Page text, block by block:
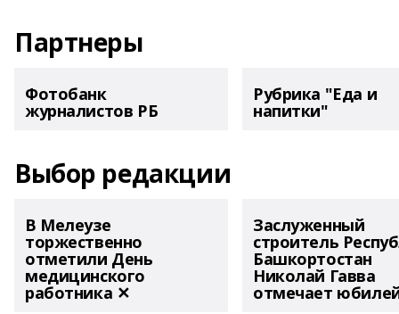
Партнеры
Фотобанк
журналистов РБ
Рубрика "Еда и
напитки"
Выбор редакции
В Мелеузе
торжественно
отметили День
медицинского
работника ✕
Заслуженный
строитель
Башкортостан
Николай Гавва
отмечает